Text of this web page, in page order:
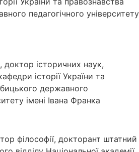
педагогічного університету
, доктор історичних наук,
історії України та
державного
імені Івана Франка
філософії, докторант штатний